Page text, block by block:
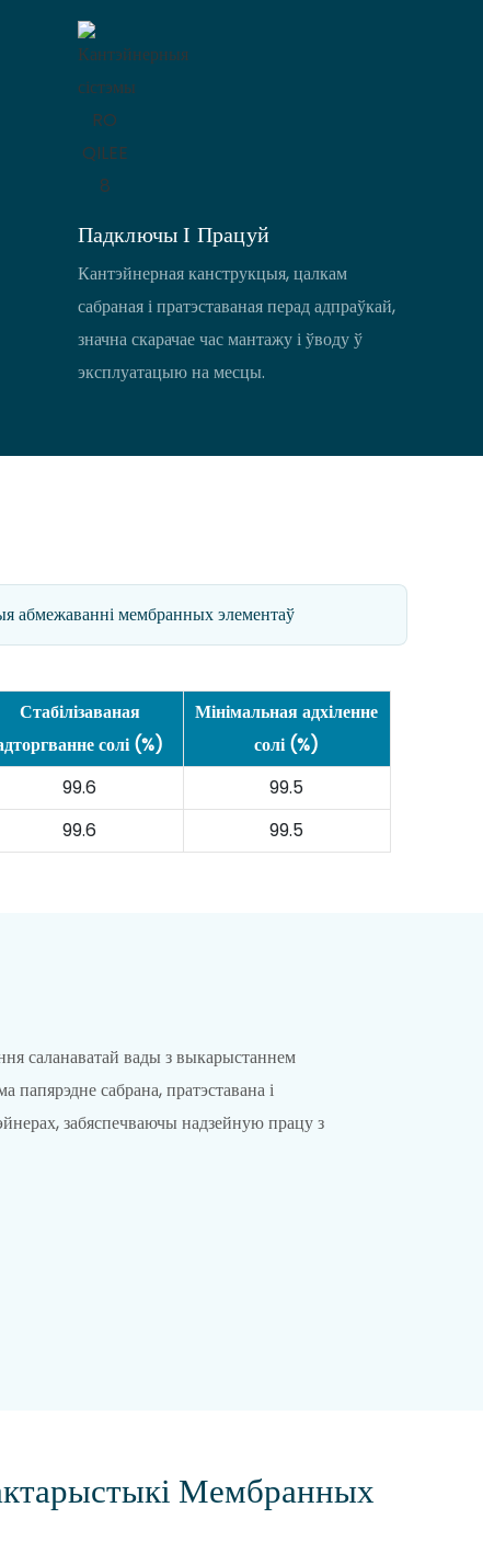
Падключы І Працуй
Кантэйнерная канструкцыя, цалкам
сабраная і пратэставаная перад адпраўкай,
значна скарачае час мантажу і ўводу ў
эксплуатацыю на месцы.
абмежаванні мембранных элементаў
Стабілізаваная
солі (%)
Мінімальная адхіленне
солі (%)
99.6
99.5
99.6 99.5
саланаватай вады з выкарыстаннем
сабрана, пратэставана і
забяспечваючы надзейную працу з
Мембранных